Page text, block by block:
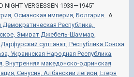
NIGHT VERGESSEN 1933—1945"
, Османская империя, Болгария. А
Республика,
Эмират Джебель-Шаммар,
Дарфурский султанат, Республика Союза
Украинская Народная Республика,
Внутренняя македонско-одринская
Сенусия, Албанский легион, Егеря